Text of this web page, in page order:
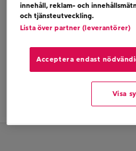
TOVE STYRKE –
innehåll, reklam- och
och tjänsteutveckling.
Lista över partner (leverantörer)
Acceptera endast
Visa